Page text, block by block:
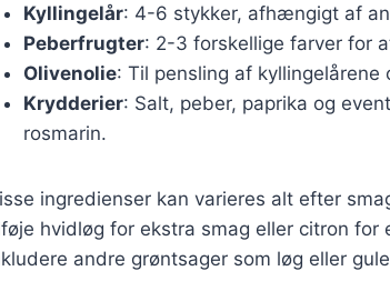
Kyllingelår: 4-6 stykker, afhængigt af
Peberfrugter: 2-3 forskellige farver for
Olivenolie: Til pensling af kyllingelårene
Krydderier: Salt, peber, paprika og
rosmarin.
ingredienser kan varieres alt efter
hvidløg for ekstra smag eller citron for
andre grøntsager som løg eller